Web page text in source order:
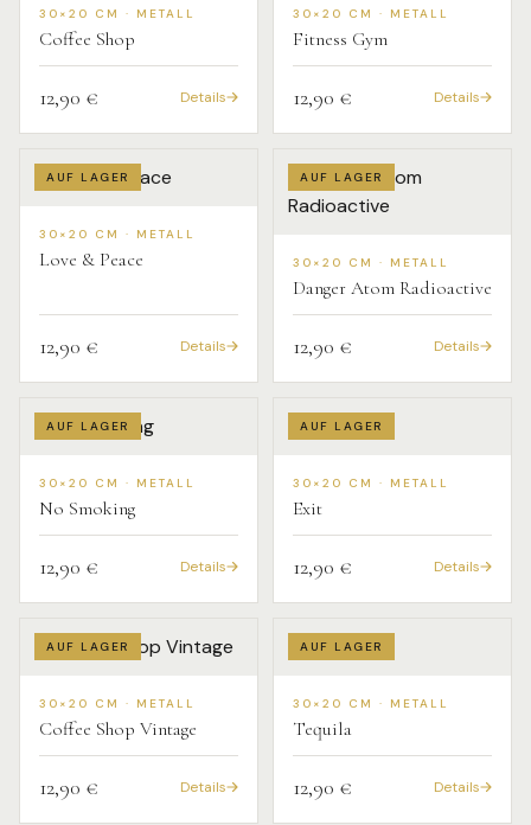
30×20 CM · METALL
Coffee Shop
12,90 € Details
30×20 CM · METALL
Fitness Gym
12,90 € Details
AUF LAGER
30×20 CM · METALL
Love & Peace
12,90 € Details
AUF LAGER
30×20 CM · METALL
Danger Atom Radioactive
12,90 € Details
AUF LAGER
30×20 CM · METALL
No Smoking
12,90 € Details
AUF LAGER
30×20 CM · METALL
Exit
12,90 € Details
AUF LAGER
30×20 CM · METALL
Coffee Shop Vintage
12,90 € Details
AUF LAGER
30×20 CM · METALL
Tequila
12,90 € Details